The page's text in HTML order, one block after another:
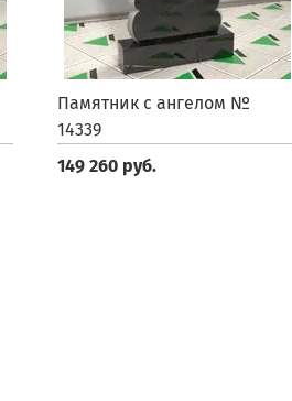
Памятник с ангелом №
14339
149 260 руб.